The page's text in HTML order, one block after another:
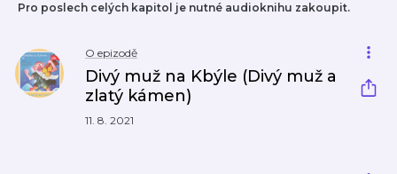
Pro poslech celých kapitol je nutné audioknihu zakoupit.
O epizodě
Divý muž na Kbýle (Divý muž a
zlatý kámen)
11. 8. 2021